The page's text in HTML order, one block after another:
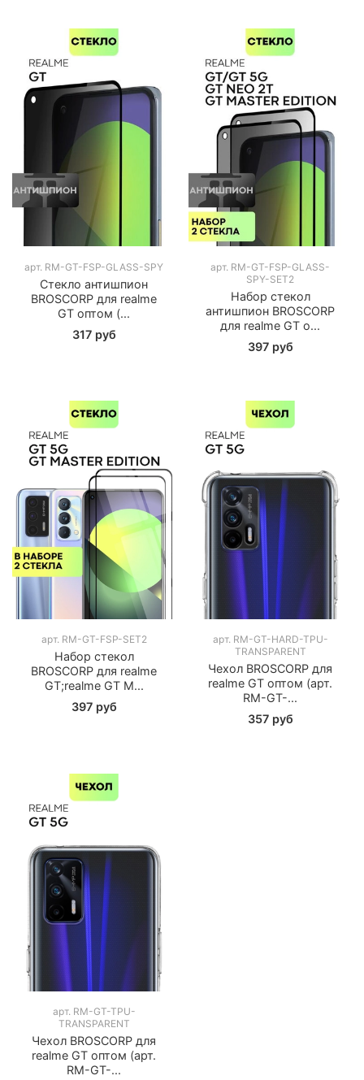
арт. RM-GT-FSP-GLASS-SPY
Стекло антишпион
BROSCORP для realme
GT оптом (...
317 руб
арт. RM-GT-FSP-GLASS-
SPY-SET2
Набор стекол
антишпион BROSCORP
для realme GT о...
397 руб
арт. RM-GT-FSP-SET2
Набор стекол
BROSCORP для realme
GT;realme GT M...
397 руб
арт. RM-GT-HARD-TPU-
TRANSPARENT
Чехол BROSCORP для
realme GT оптом (арт.
RM-GT-...
357 руб
арт. RM-GT-TPU-
TRANSPARENT
Чехол BROSCORP для
realme GT оптом (арт.
RM-GT-...